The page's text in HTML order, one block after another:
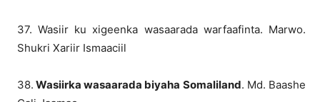
37. Wasiir ku xigeenka wasaarada warfaafinta. Marwo.
Shukri Xariir Ismaaciil
38. Wasiirka wasaarada biyaha Somaliland. Md. Baashe